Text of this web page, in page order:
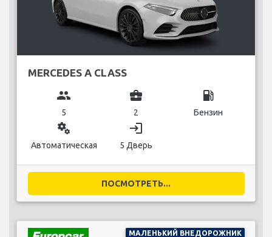
MERCEDES A CLASS
group
5
business_center
2
local_gas_station
Бензин
miscellaneous_services
Автоматическая
login
5 Дверь
ПОСМОТРЕТЬ...
МАЛЕНЬКИЙ ВНЕДОРОЖНИК